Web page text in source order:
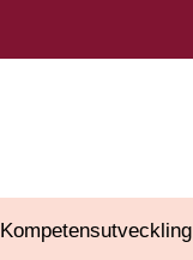
Kompetensutveckling